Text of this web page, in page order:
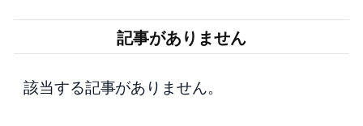
記事がありません
該当する記事がありません。